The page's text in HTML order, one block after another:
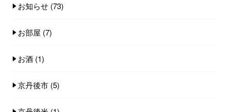
お知らせ (73)
お部屋 (7)
お酒 (1)
京丹後市 (5)